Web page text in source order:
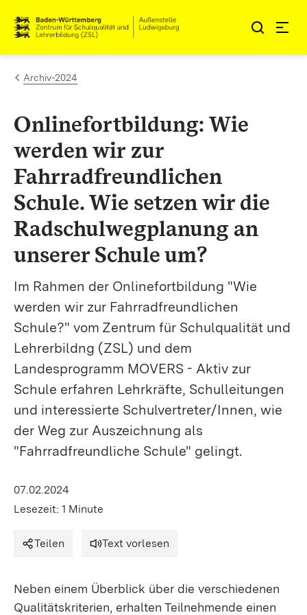
Zum Inhalt springen
Link zur Startseite
Archiv-2024
Onlinefortbildung: Wie
werden wir zur
Fahrradfreundlichen
Schule. Wie setzen wir die
Radschulwegplanung an
unserer Schule um?
Im Rahmen der Onlinefortbildung "Wie
werden wir zur Fahrradfreundlichen
Schule?" vom Zentrum für Schulqualität und
Lehrerbildng (ZSL) und dem
Landesprogramm MOVERS - Aktiv zur
Schule erfahren Lehrkräfte, Schulleitungen
und interessierte Schulvertreter/Innen, wie
der Weg zur Auszeichnung als
"Fahrradfreundliche Schule" gelingt.
07.02.2024
Lesezeit: 1 Minute
Teilen Text vorlesen
Neben einem Überblick über die verschiedenen
Qualitätskriterien, erhalten Teilnehmende einen